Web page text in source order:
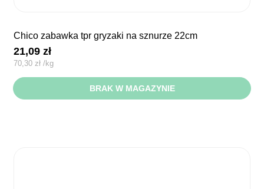
chico zabawka tpr gryzaki na sznurze 22cm
21,09zł
70,30 zł /kg
BRAK W MAGAZYNIE